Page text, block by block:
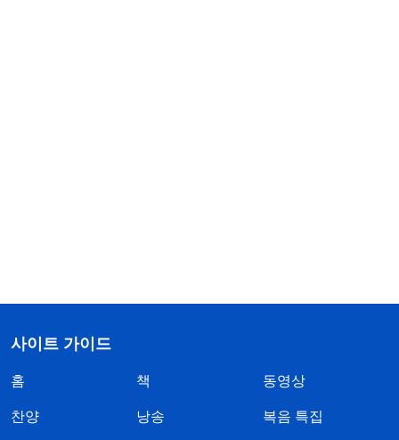
사이트 가이드
홈 책 동영상
찬양 낭송 복음 특집